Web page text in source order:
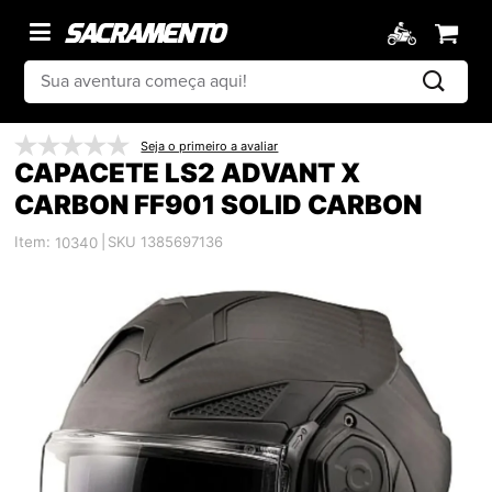
Seja o primeiro a avaliar
CAPACETE LS2 ADVANT X
CARBON FF901 SOLID CARBON
Item: 10340 SKU 1385697136